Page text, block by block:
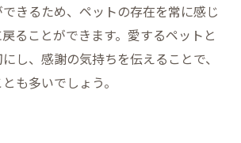
きるため、ペットの存在を常に感じ
ることができます。愛するペットと
し、感謝の気持ちを伝えることで、
も多いでしょう。